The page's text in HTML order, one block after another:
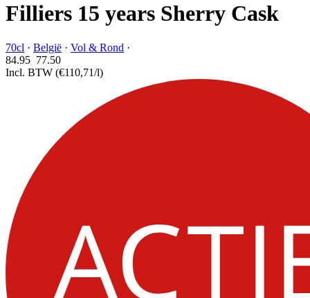
Filliers 15 years Sherry Cask
70cl · België · Vol & Rond ·
84.95 77.50
Incl. BTW (€110,71/l)